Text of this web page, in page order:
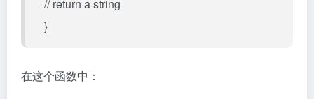
// return a string
}
在这个函数中：